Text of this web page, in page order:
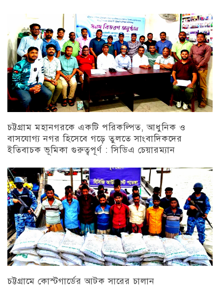
চট্টগ্রাম মহানগরকে একটি পরিকল্পিত, আধুনিক ও
বাসযোগ্য নগর হিসেবে গড়ে তুলতে সাংবাদিকদের
ইতিবাচক ভূমিকা গুরুত্বপূর্ণ : সিডিএ চেয়ারম্যান
চট্টগ্রাম
চট্টগ্রামে কোস্টগার্ডের আটক সারের চালান